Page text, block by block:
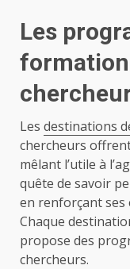
Les
Les destinations
chercheurs
mêlant l’utile à
quête de savoir
en renforçant ses
Chaque
propose des
chercheurs.